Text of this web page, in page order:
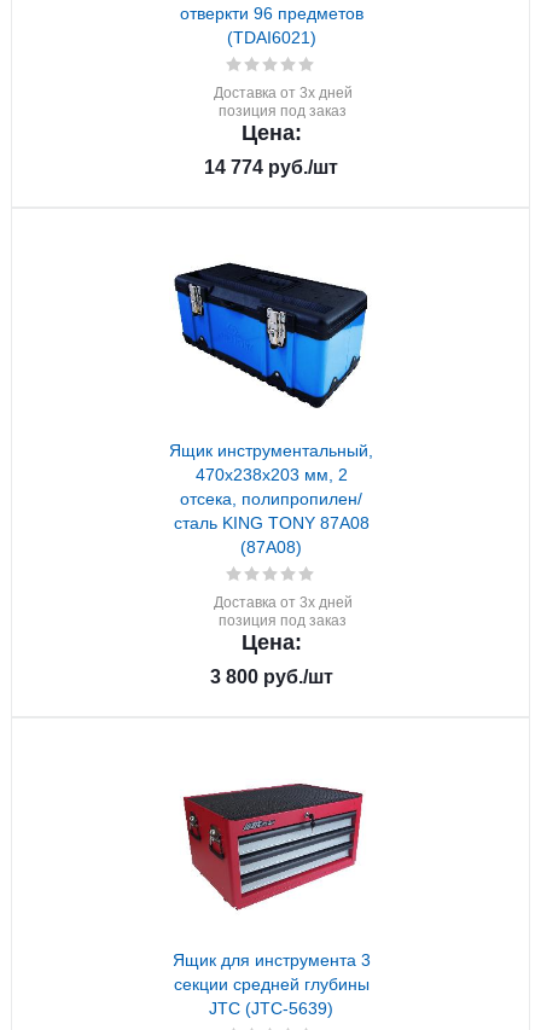
отверкти 96 предметов
(TDAI6021)
Доставка от 3х дней
позиция под заказ
Цена:
14 774 руб./шт
Ящик инструментальный,
470x238x203 мм, 2
отсека, полипропилен/
сталь KING TONY 87A08
(87A08)
Доставка от 3х дней
позиция под заказ
Цена:
3 800руб./шт
Ящик для инструмента 3
секции средней глубины
JTC (JTC-5639)